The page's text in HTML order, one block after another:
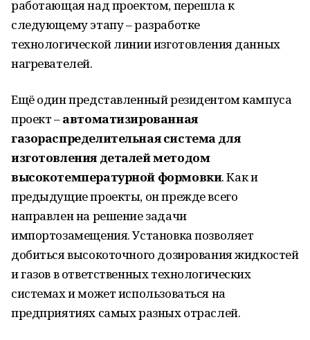
работающая над проектом, перешла к
следующему этапу – разработке
технологической линии изготовления данных
нагревателей.
Ещё один представленный резидентом кампуса
проект –автоматизированная
газораспределительная система для
изготовления деталей методом
высокотемпературной формовки. Как и
предыдущие проекты, он прежде всего
направлен на решение задачи
импортозамещения. Установка позволяет
добиться высокоточного дозирования жидкостей
и газов в ответственных технологических
системах и может использоваться на
предприятиях самых разных отраслей.